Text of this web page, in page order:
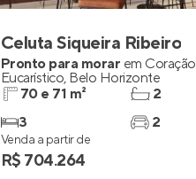
Celuta Siqueira Ribeiro
Pronto para morar em Coração
Eucarístico, Belo Horizonte
70 e 71 m²
3
2
2
Venda a partir de
R$ 704.264